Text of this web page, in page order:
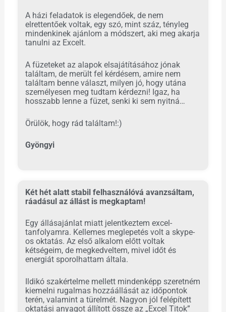
A házi feladatok is elegendőek, de nem
elrettentőek voltak, egy szó, mint száz, tényleg
mindenkinek ajánlom a módszert, aki meg akarja
tanulni az Excelt.
A füzeteket az alapok elsajátításához jónak
találtam, de merült fel kérdésem, amire nem
találtam benne választ, milyen jó, hogy utána
személyesen meg tudtam kérdezni! Igaz, ha
hosszabb lenne a füzet, senki ki sem nyitná…
Örülök, hogy rád találtam!:)
Gyöngyi
Két hét alatt stabil felhasználóvá avanzsáltam,
ráadásul az állást is megkaptam!
Egy állásajánlat miatt jelentkeztem excel-
tanfolyamra. Kellemes meglepetés volt a skype-
os oktatás. Az első alkalom előtt voltak
kétségeim, de megkedveltem, mivel időt és
energiát sporolhattam általa.
Ildikó szakértelme mellett mindenképp szeretném
kiemelni rugalmas hozzáállását az időpontok
terén, valamint a türelmét. Nagyon jól felépített
oktatási anyagot állított össze az „Excel Titok”